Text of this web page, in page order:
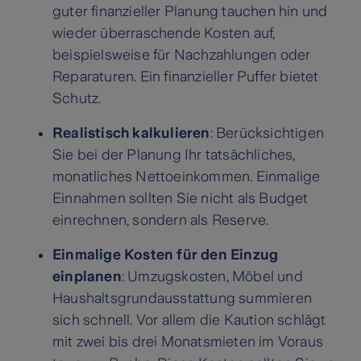
guter finanzieller Planung tauchen hin und
wieder überraschende Kosten auf,
beispielsweise für Nachzahlungen oder
Reparaturen. Ein finanzieller Puffer bietet
Schutz.
Realistisch kalkulieren: Berücksichtigen
Sie bei der Planung Ihr tatsächliches,
monatliches Nettoeinkommen. Einmalige
Einnahmen sollten Sie nicht als Budget
einrechnen, sondern als Reserve.
Einmalige Kosten für den Einzug
einplanen: Umzugskosten, Möbel und
Haushaltsgrundausstattung summieren
sich schnell. Vor allem die Kaution schlägt
mit zwei bis drei Monatsmieten im Voraus